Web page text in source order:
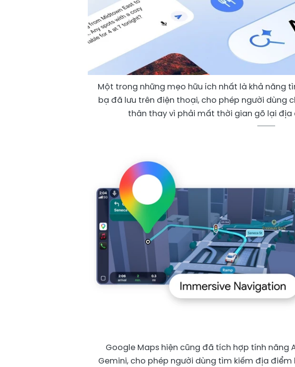
Một trong những mẹo hữu ích nhất là khả năng
bạ đã lưu trên điện thoại, cho phép người dùng
thân thay vì phải mất thời gian gõ lại
Google Maps hiện cũng đã tích hợp tính năng
Gemini, cho phép người dùng tìm kiếm địa